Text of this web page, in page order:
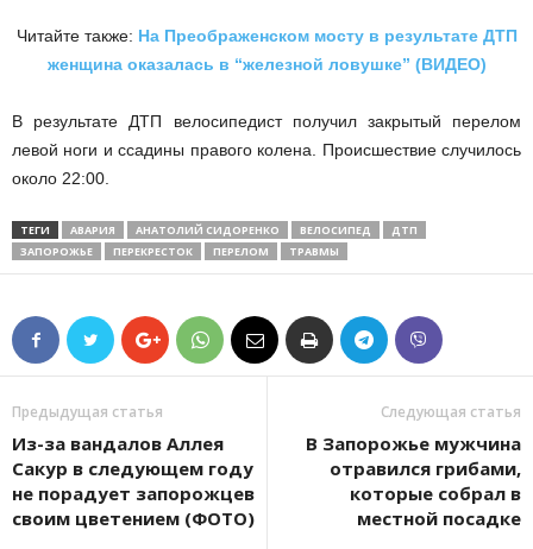
Читайте также: На Преображенском мосту в результате ДТП
женщина оказалась в “железной ловушке” (ВИДЕО)
В результате ДТП велосипедист получил закрытый перелом
левой ноги и ссадины правого колена. Происшествие случилось
около 22:00.
ТЕГИ АВАРИЯ АНАТОЛИЙ СИДОРЕНКО ВЕЛОСИПЕД
ДТП
ЗАПОРОЖЬЕ
ПЕРЕКРЕСТОК ПЕРЕЛОМ ТРАВМЫ
Предыдущая статья
Из-за вандалов Аллея
Сакур в следующем году
не порадует запорожцев
своим цветением (ФОТО)
Следующая статья
В Запорожье мужчина
отравился грибами,
которые собрал в
местной посадке